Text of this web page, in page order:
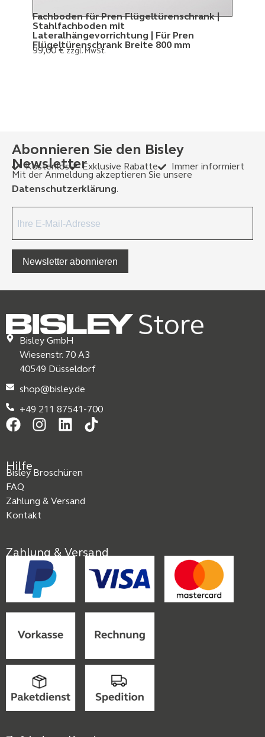
Fachboden für Pren Flügeltürenschrank |
Stahlfachboden mit
Lateralhängevorrichtung | Für Pren
Flügeltürenschrank Breite 800 mm
99,00€ zzgl. MwSt.
Abonnieren Sie den Bisley
Newsletter
Kostenlos Exklusive Rabatte
Immer informiert
Mit der Anmeldung akzeptieren Sie unsere
Datenschutzerklärung.
Newsletter abonnieren
Bisley GmbH
Wiesenstr. 70 A3
40549 Düsseldorf
shop@bisley.de
+49 211 87541-700
Hilfe
Bisley Broschüren
FAQ
Zahlung & Versand
Kontakt
Zahlung & Versand